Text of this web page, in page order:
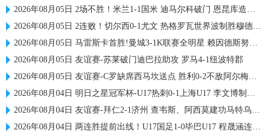
2026年08月05日 2场不胜！米兰1-1国米 迪马尔科破门 恩昆库造点+点射拉莫斯登场
2026年08月05日 2连败！切尔西0-1尤文 热格罗瓦世界波制胜穆德里克时隔614天复出
2026年08月05日 马雷斯卡首胜!曼城3-1K联赛全明星 赖因德斯努里破门塞梅尼奥助攻
2026年08月05日 友谊赛-苏莱破门迪巴拉助攻 罗马4-1纽波特郡
2026年08月05日 友谊赛-C罗缺席西马坎送点 胜利0-2不敌阿尔梅里亚
2026年08月04日 明日之星冠军杯-U17热刺0-1上海U17 李文博制胜球
2026年08月04日 友谊赛-拜仁2-1济州 查韦斯、阿西莫建功马特乌斯彩虹过人送助攻
2026年08月04日 两连胜提前出线！U17国足1-0毕巴U17 程晟涵连场破门赵松源中楣